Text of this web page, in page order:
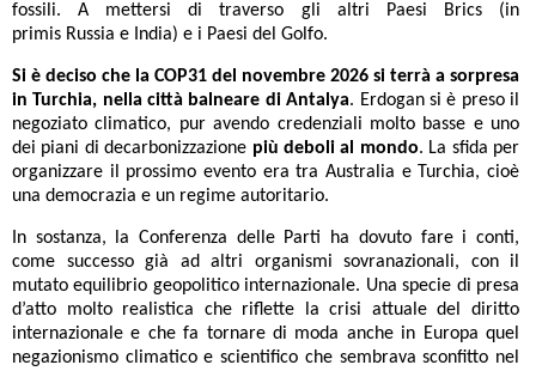
fossili. A mettersi di traverso gli altri Paesi Brics (in
primis Russia e India) e i Paesi del Golfo.
Si è deciso che la COP31 del novembre 2026 si terrà a sorpresa
in Turchia, nella città balneare di Antalya. Erdogan si è preso il
negoziato climatico, pur avendo credenziali molto basse e uno
dei piani di decarbonizzazione più deboli al mondo. La sfida per
organizzare il prossimo evento era tra Australia e Turchia, cioè
una democrazia e un regime autoritario.
In sostanza, la Conferenza delle Parti ha dovuto fare i conti,
come successo già ad altri organismi sovranazionali, con il
mutato equilibrio geopolitico internazionale. Una specie di presa
d’atto molto realistica che riflette la crisi attuale del diritto
internazionale e che fa tornare di moda anche in Europa quel
negazionismo climatico e scientifico che sembrava sconfitto nel